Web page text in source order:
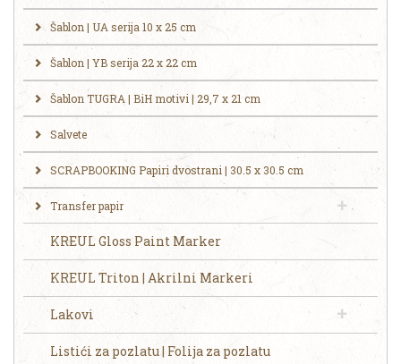
Šablon | UA serija 10 x 25 cm
Šablon | YB serija 22 x 22 cm
Šablon TUGRA | BiH motivi | 29,7 x 21 cm
Salvete
SCRAPBOOKING Papiri dvostrani | 30.5 x 30.5 cm
Transfer papir
KREUL Gloss Paint Marker
KREUL Triton | Akrilni Markeri
Lakovi
Listići za pozlatu | Folija za pozlatu